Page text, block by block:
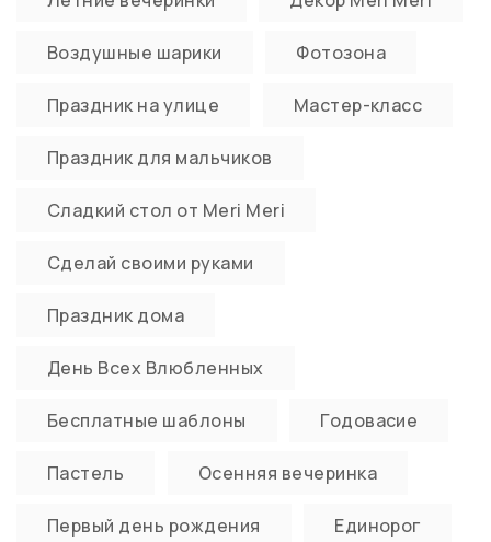
Воздушные шарики Фотозона
Праздник на улице Мастер-класс
Праздник для мальчиков
Сладкий стол от Meri Meri
Сделай своими руками
Праздник дома
День Всех Влюбленных
Бесплатные шаблоны Годовасие
Пастель Осенняя вечеринка
Первый день рождения Единорог